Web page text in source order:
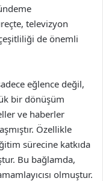
televizyon
de önemli
eğlence değil,
bir dönüşüm
ve haberler
Özellikle
sürecine katkıda
Bu bağlamda,
olmuştur.